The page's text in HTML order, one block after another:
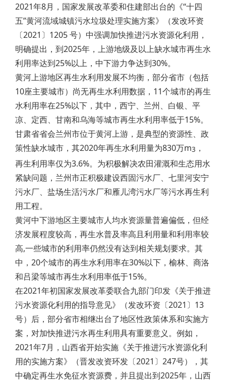
2021年8月，国家发展改革委和住建部出台的《“十四
五”黄河流域城镇污水垃圾处理实施方案》（发改环资
〔2021〕1205 号）中强调加快推进污水资源化利用，
明确提出，到2025年，上游地级及以上缺水城市再生水
利用率达到25%以上，中下游力争达到30%。
黄河上游地区再生水利用发展不均衡，部分省市（包括
10座主要城市）尚无再生水利用数据，11个城市的再生
水利用率在25%以下，其中，西宁、兰州、白银、平
凉、定西、甘南和乌海等城市再生水利用率低于15%。
甘肃省省会兰州市位于黄河上游，是典型的资源性、政
策性缺水城市，其2020年再生水利用量为830万m3 ，
再生利用率仅为3.6%。为积极解决农田灌溉和生态用水
紧缺问题，兰州市正积极建设西固污水厂、七里河安宁
污水厂、盐场生活污水厂和雁儿湾污水厂等污水再生利
用工程。
黄河中下游地区主要城市人均水资源量普遍偏低，但经
济发展程度较高，再生水普及率高且利用量和利用率较
高,一些城市的利用率仍然没有达到相关规划要求。其
中，20个城市的再生水利用率在30%以下，榆林、商洛
和吕梁等城市再生水利用率低于15%。
在2021年初国家发展改革委联合九部门印发《关于推进
污水资源化利用的指导意见》（发改环资〔2021〕13
号）后，部分省市相继出台了地区性政策体系和实施方
案，对加快推进污水再生利用具有重要意义。例如，
2021年7月，山西省开始实施《关于推进污水资源化利
用的实施方案》（晋发改资环发〔2021〕247号），其
中确定再生水免征水资源费，并且提出到2025年，山西